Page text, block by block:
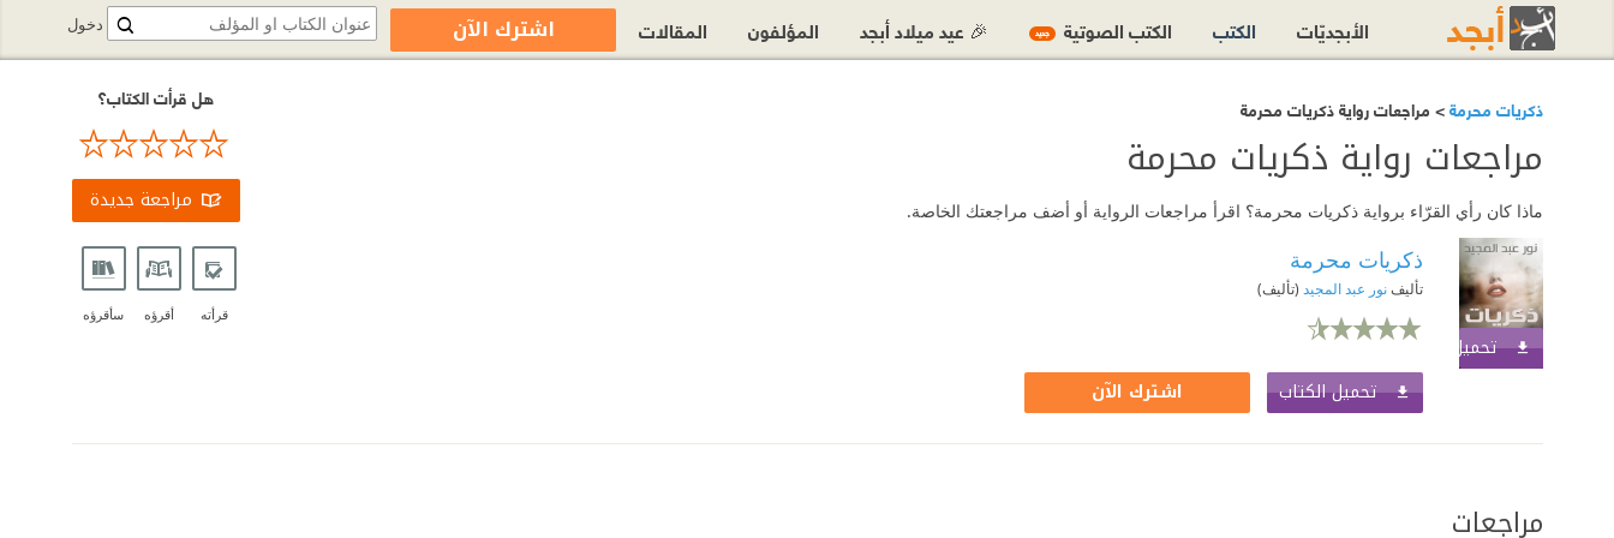
ذكريات محرمة> مراجعات رواية ذكريات محرمة
مراجعات رواية ذكريات محرمة
ماذا كان رأي القرّاء برواية ذكريات محرمة؟ اقرأ مراجعات الرواية أو أضف مراجعتك الخاصة.
تحميل الكتاب اشترك الآن
ذكريات محرمة
تأليفنور عبد المجيد (تأليف)
تحميل الكتاب اشترك الآن
هل قرأت الكتاب؟
مراجعة جديدة
قرأته أقرؤه سأقرؤه
مراجعات
دخول الأبجديّات الكتب الكتب الصوتية جديد 🎉 عيد ميلاد أبجد المؤلفون المقالات اشترك الآن